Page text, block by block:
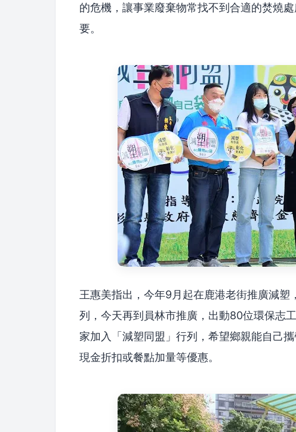
的危機，讓事業廢棄物常找不到合適的焚燒
要。
王惠美指出，今年9月起在鹿港老街推廣減
列，今天再到員林市推廣，出動80位環保志
家加入「減塑同盟」行列，希望鄉親能自己
現金折扣或餐點加量等優惠。